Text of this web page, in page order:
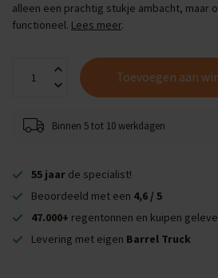
alleen een prachtig stukje ambacht, maar
functioneel. Lees meer.
Toevoegen aan
Binnen 5 tot 10 werkdagen
55 jaar de specialist!
Beoordeeld met een 4,6 / 5
47.000+ regentonnen en kuipen
Levering met eigen Barrel Truck